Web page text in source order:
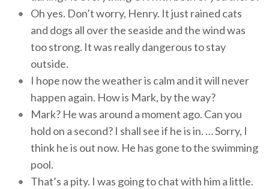
Oh yes. Don’t worry, Henry. It just rained cats
and dogs all over the seaside and the wind was
too strong. It was really dangerous to stay
outside.
I hope now the weather is calm and it will never
happen again. How is Mark, by the way?
Mark? He was around a moment ago. Can you
hold on a second? I shall see if he is in. … Sorry, I
think he is out now. He has gone to the swimming
pool.
That’s a pity. I was going to chat with him a little.